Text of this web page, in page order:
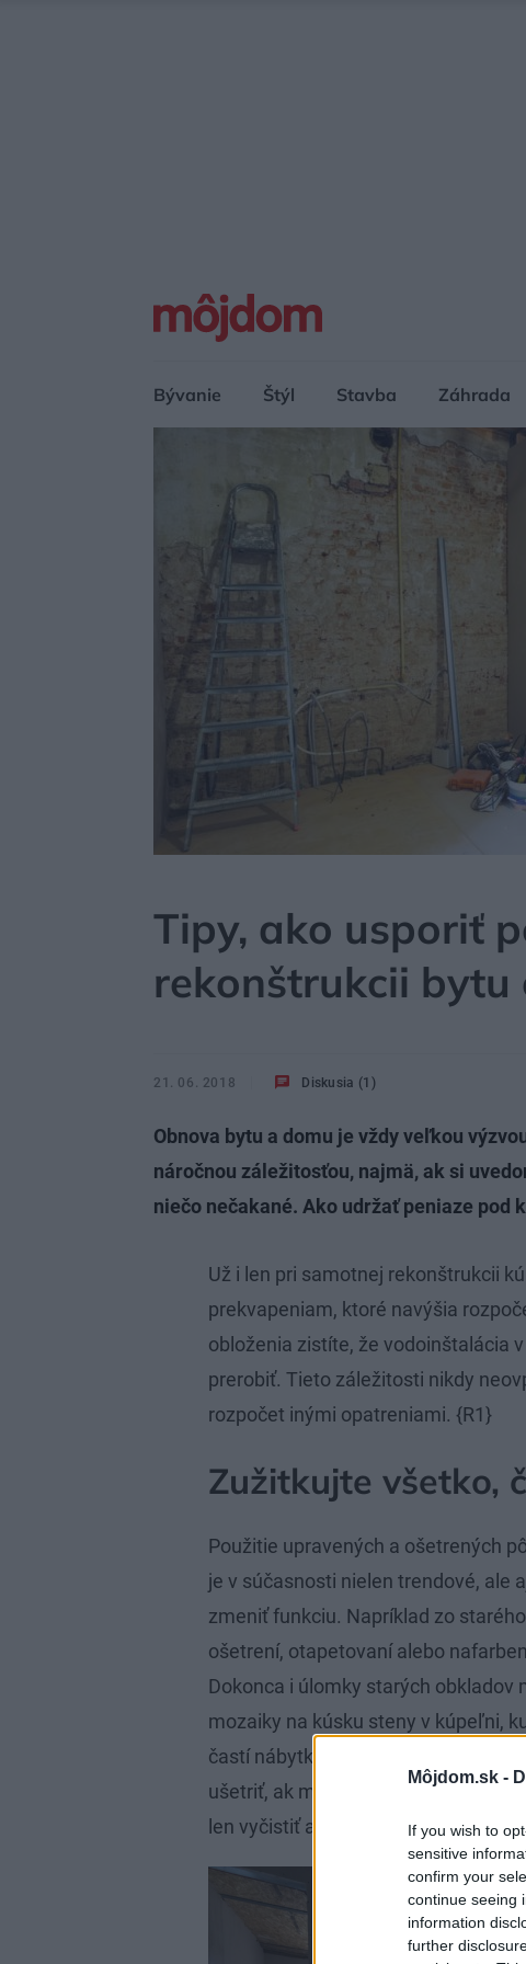
Môjdom.sk -
If you wish to
sensitive
confirm your
continue seeing
information
further
Bývanie Štýl Stavba Záhrada
Tipy, ako usporiť
rekonštrukcii bytu
21. 06. 2018 Diskusia (1)
Obnova bytu a domu je vždy veľkou
náročnou záležitosťou, najmä, ak si
niečo nečakané. Ako udržať peniaze pod
Už i len pri samotnej rekonštrukcii
prekvapeniam, ktoré navýšia
obloženia zistíte, že vodoinštalácia
prerobiť. Tieto záležitosti nikdy
rozpočet inými opatreniami. {R1}
Zužitkujte všetko,
Použitie upravených a ošetrených
je v súčasnosti nielen trendové, ale
zmeniť funkciu. Napríklad zo
ošetrení, otapetovaní alebo
Dokonca i úlomky starých obkladov
mozaiky na kúsku steny v kúpeľni,
častí nábytku. Kovania zo starých
ušetriť, ak majú historizujúci nádych
len vyčistiť a upraviť.